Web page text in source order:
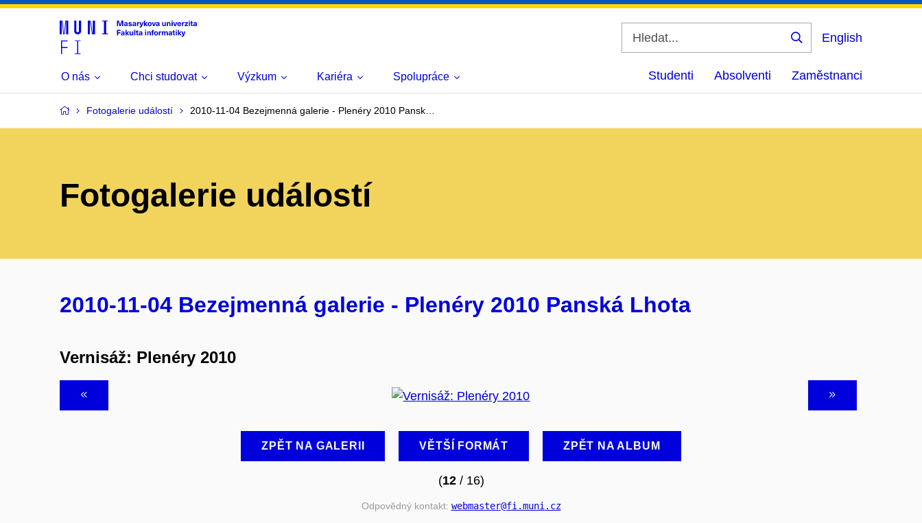
Vyhledat
English
O nás Chci studovat Výzkum Kariéra Spolupráce Studenti Absolventi Zaměstnanci
Fotogalerie událostí 2010-11-04 Bezejmenná galerie - Plenéry 2010 Pansk…
Fotogalerie událostí
2010-11-04 Bezejmenná galerie - Plenéry 2010 Panská Lhota
Vernisáž: Plenéry 2010
ZPĚT NA GALERII VĚTŠÍ FORMÁT ZPĚT NA ALBUM
(12/ 16)
Odpovědný kontakt: webmaster@fi .muni .cz